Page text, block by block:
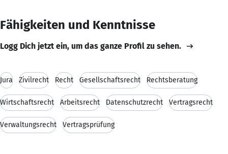
Fähigkeiten und Kenntnisse
Logg Dich jetzt ein, um das ganze Profil zu sehen.
Jura Zivilrecht Recht Gesellschaftsrecht Rechtsberatung
Wirtschaftsrecht Arbeitsrecht Datenschutzrecht Vertragsrecht
Verwaltungsrecht Vertragsprüfung